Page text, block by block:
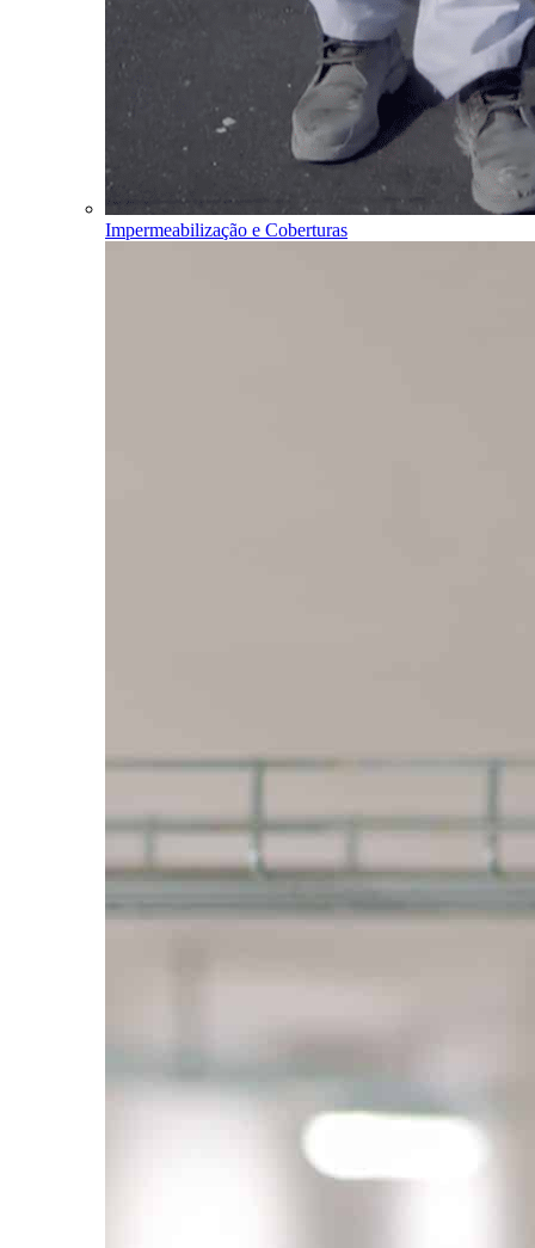
Impermeabilização e Coberturas